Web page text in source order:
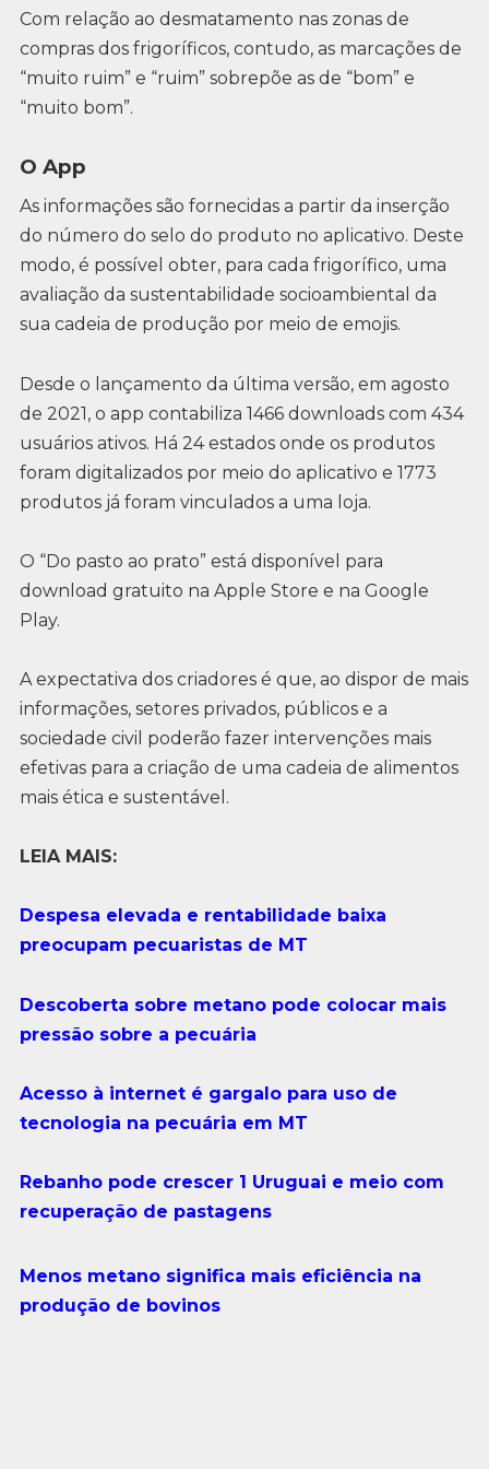
Com relação ao desmatamento nas zonas de
compras dos frigoríficos, contudo, as marcações de
“muito ruim” e “ruim” sobrepõe as de “bom” e
“muito bom”.
O App
As informações são fornecidas a partir da inserção
do número do selo do produto no aplicativo. Deste
modo, é possível obter, para cada frigorífico, uma
avaliação da sustentabilidade socioambiental da
sua cadeia de produção por meio de emojis.
Desde o lançamento da última versão, em agosto
de 2021, o app contabiliza 1466 downloads com 434
usuários ativos. Há 24 estados onde os produtos
foram digitalizados por meio do aplicativo e 1773
produtos já foram vinculados a uma loja.
O “Do pasto ao prato” está disponível para
download gratuito na Apple Store e na Google
Play.
A expectativa dos criadores é que, ao dispor de mais
informações, setores privados, públicos e a
sociedade civil poderão fazer intervenções mais
efetivas para a criação de uma cadeia de alimentos
mais ética e sustentável.
LEIA MAIS:
Despesa elevada e rentabilidade baixa
preocupam pecuaristas de MT
Descoberta sobre metano pode colocar mais
pressão sobre a pecuária
Acesso à internet é gargalo para uso de
tecnologia na pecuária em MT
Rebanho pode crescer 1 Uruguai e meio com
recuperação de pastagens
Menos metano significa mais eficiência na
produção de bovinos